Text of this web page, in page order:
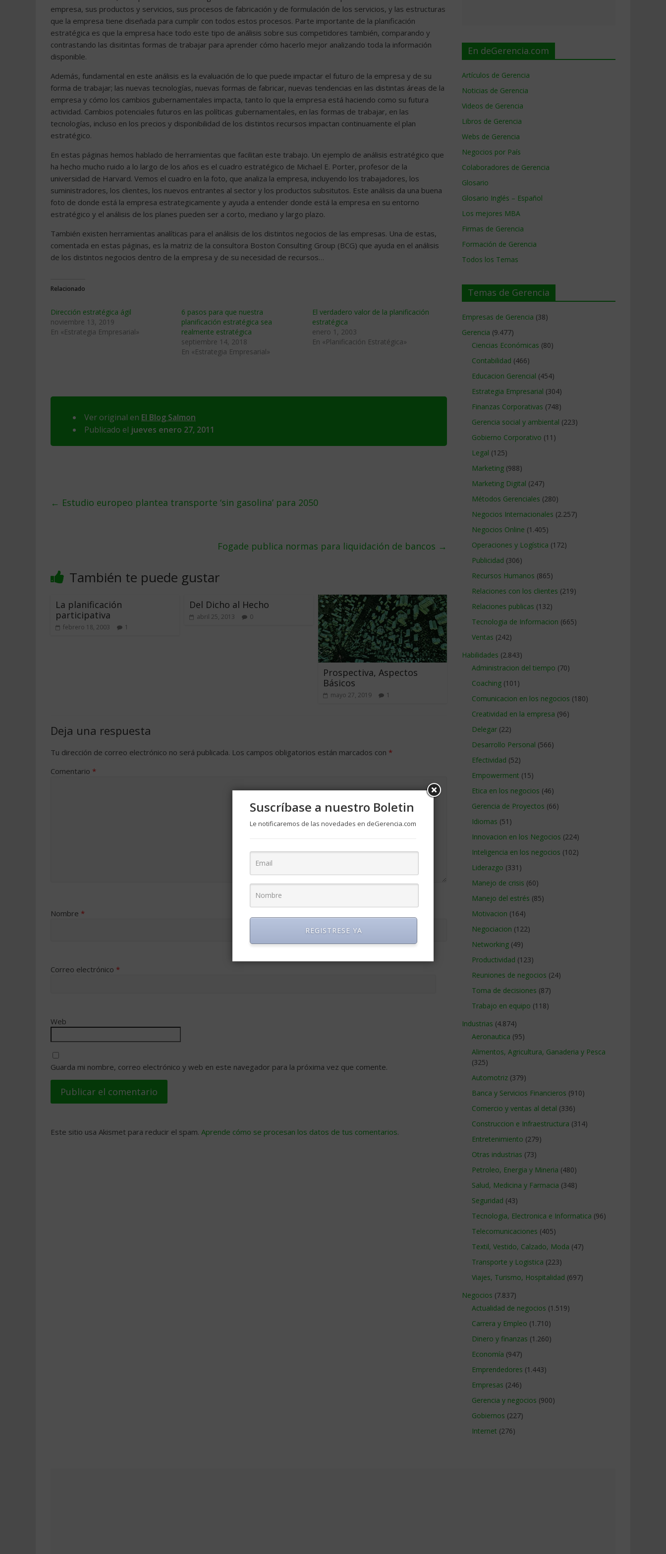
empresa, sus productos y servicios, sus procesos de fabricación y de formulación de los servicios, y las estructuras
que la empresa tiene diseñada para cumplir con todos estos procesos. Parte importante de la planificación
estratégica es que la empresa hace todo este tipo de análisis sobre sus competidores también, comparando y
contrastando las disitintas formas de trabajar para aprender cómo hacerlo mejor analizando toda la información
disponible.
Además, fundamental en este análisis es la evaluación de lo que puede impactar el futuro de la empresa y de su
forma de trabajar; las nuevas tecnologías, nuevas formas de fabricar, nuevas tendencias en las distintas áreas de la
empresa y cómo los cambios gubernamentales impacta, tanto lo que la empresa está haciendo como su futura
actividad. Cambios potenciales futuros en las políticas gubernamentales, en las formas de trabajar, en las
tecnologías, incluso en los precios y disponibilidad de los distintos recursos impactan continuamente el plan
estratégico.
En estas páginas hemos hablado de herramientas que facilitan este trabajo. Un ejemplo de análisis estratégico que
ha hecho mucho ruido a lo largo de los años es el cuadro estratégico de Michael E. Porter, profesor de la
universidad de Harvard. Vemos el cuadro en la foto, que analiza la empresa, incluyendo los trabajadores, los
suministradores, los clientes, los nuevos entrantes al sector y los productos subsitutos. Este análisis da una buena
foto de donde está la empresa estrategicamente y ayuda a entender donde está la empresa en su entorno
estratégico y el análisis de los planes pueden ser a corto, mediano y largo plazo.
También existen herramientas analíticas para el análisis de los distintos negocios de las empresas. Una de estas,
comentada en estas páginas, es la matriz de la consultora Boston Consulting Group (BCG) que ayuda en el análisis
de los distintos negocios dentro de la empresa y de su necesidad de recursos…
Relacionado
Dirección estratégica ágil
noviembre 13, 2019
En «Estrategia Empresarial»
6 pasos para que nuestra
planificación estratégica sea
realmente estratégica
septiembre 14, 2018
En «Estrategia Empresarial»
El verdadero valor de la planificación
estratégica
enero 1, 2003
En «Planificación Estratégica»
Ver original en El Blog Salmon
Publicado el jueves enero 27, 2011
← Estudio europeo plantea transporte ‘sin gasolina’ para 2050
Fogade publica normas para liquidación de bancos →
También te puede gustar
La planificación
participativa
febrero 18, 2003 1
Del Dicho al Hecho
abril 25, 2013 0
Prospectiva, Aspectos
Básicos
mayo 27, 2019 1
Deja una respuesta
Tu dirección de correo electrónico no será publicada. Los campos obligatorios están marcados con *
Comentario *
Nombre *
Correo electrónico *
Web
Guarda mi nombre, correo electrónico y web en este navegador para la próxima vez que comente.
Este sitio usa Akismet para reducir el spam. Aprende cómo se procesan los datos de tus comentarios.
En deGerencia.com
Artículos de Gerencia
Noticias de Gerencia
Videos de Gerencia
Libros de Gerencia
Webs de Gerencia
Negocios por País
Colaboradores de Gerencia
Glosario
Glosario Inglés – Español
Los mejores MBA
Firmas de Gerencia
Formación de Gerencia
Todos los Temas
Temas de Gerencia
Empresas de Gerencia (38)
Gerencia (9.477)
Ciencias Económicas (80)
Contabilidad (466)
Educacion Gerencial (454)
Estrategia Empresarial (304)
Finanzas Corporativas (748)
Gerencia social y ambiental (223)
Gobierno Corporativo (11)
Legal (125)
Marketing (988)
Marketing Digital (247)
Métodos Gerenciales (280)
Negocios Internacionales (2.257)
Negocios Online (1.405)
Operaciones y Logística (172)
Publicidad (306)
Recursos Humanos (865)
Relaciones con los clientes (219)
Relaciones publicas (132)
Tecnologia de Informacion (665)
Ventas (242)
Habilidades (2.843)
Administracion del tiempo (70)
Coaching (101)
Comunicacion en los negocios (180)
Creatividad en la empresa (96)
Delegar (22)
Desarrollo Personal (566)
Efectividad (52)
Empowerment (15)
Etica en los negocios (46)
Gerencia de Proyectos (66)
Idiomas (51)
Innovacion en los Negocios (224)
Inteligencia en los negocios (102)
Liderazgo (331)
Manejo de crisis (60)
Manejo del estrés (85)
Motivacion (164)
Negociacion (122)
Networking (49)
Productividad (123)
Reuniones de negocios (24)
Toma de decisiones (87)
Trabajo en equipo (118)
Industrias (4.874)
Aeronautica (95)
Alimentos, Agricultura, Ganaderia y Pesca
(325)
Automotriz (379)
Banca y Servicios Financieros (910)
Comercio y ventas al detal (336)
Construccion e Infraestructura (314)
Entretenimiento (279)
Otras industrias (73)
Petroleo, Energia y Mineria (480)
Salud, Medicina y Farmacia (348)
Seguridad (43)
Tecnologia, Electronica e Informatica (96)
Telecomunicaciones (405)
Textil, Vestido, Calzado, Moda (47)
Transporte y Logistica (223)
Viajes, Turismo, Hospitalidad (697)
Negocios (7.837)
Actualidad de negocios (1.519)
Carrera y Empleo (1.710)
Dinero y finanzas (1.260)
Economía (947)
Emprendedores (1.443)
Empresas (246)
Gerencia y negocios (900)
Gobiernos (227)
Internet (276)
Suscríbase a nuestro Boletin
Le notificaremos de las novedades en deGerencia.com
REGISTRESE YA